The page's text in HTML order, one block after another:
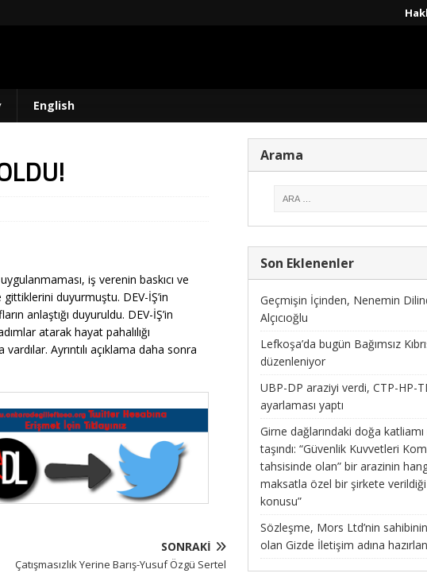
English
iş verenin baskıcı ve
duyurmuştu. DEV-İŞ’in
anlaştığı duyuruldu. DEV-İŞ’in
atarak hayat pahalılığı
Ayrıntılı açıklama daha sonra
SONRAKI
Çatışmasızlık Yerine Barış-Yusuf Özgü Sertel
Arama
Son Eklenenler
Geçmişin İçinden, Nenemin
Alçıcıoğlu
Lefkoşa’da bugün Bağımsız
düzenleniyor
UBP-DP araziyi verdi, CTP-HP-
ayarlaması yaptı
Girne dağlarındaki doğa
taşındı: “Güvenlik Kuvvetleri
tahsisinde olan” bir arazinin
maksatla özel bir şirkete
konusu”
Sözleşme, Mors Ltd’nin sahibinin
olan Gizde İletişim adına